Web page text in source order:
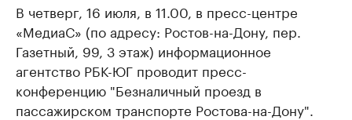
В четверг, 16 июля, в 11.00, в пресс-центре
«МедиаС» (по адресу: Ростов-на-Дону, пер.
Газетный, 99, 3 этаж) информационное
агентство РБК-ЮГ проводит пресс-
конференцию "Безналичный проезд в
пассажирском транспорте Ростова-на-Дону".